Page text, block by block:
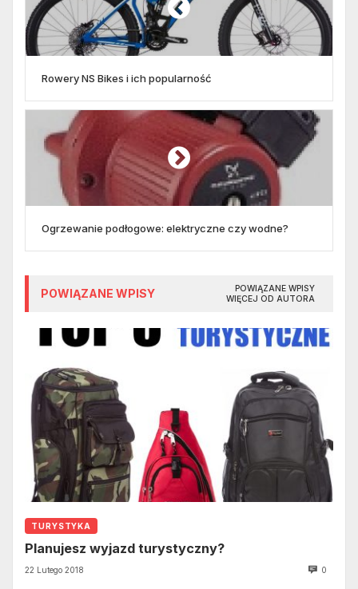
Rowery NS Bikes i ich popularność
Ogrzewanie podłogowe: elektryczne czy wodne?
POWIĄZANE WPISY
POWIĄZANE WPISY
WIĘCEJ OD AUTORA
TURYSTYKA
Planujesz wyjazd turystyczny?
22 Lutego 2018 0